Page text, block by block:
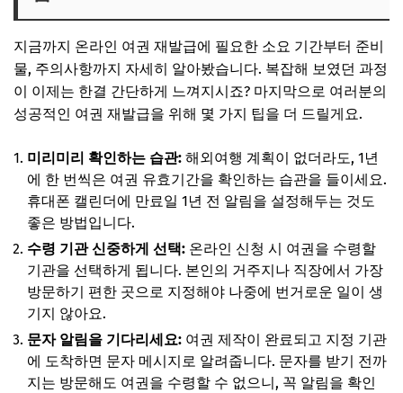
지금까지 온라인 여권 재발급에 필요한 소요 기간부터 준비
물, 주의사항까지 자세히 알아봤습니다. 복잡해 보였던 과정
이 이제는 한결 간단하게 느껴지시죠? 마지막으로 여러분의
성공적인 여권 재발급을 위해 몇 가지 팁을 더 드릴게요.
미리미리 확인하는 습관: 해외여행 계획이 없더라도, 1년
에 한 번씩은 여권 유효기간을 확인하는 습관을 들이세요.
휴대폰 캘린더에 만료일 1년 전 알림을 설정해두는 것도
좋은 방법입니다.
수령 기관 신중하게 선택: 온라인 신청 시 여권을 수령할
기관을 선택하게 됩니다. 본인의 거주지나 직장에서 가장
방문하기 편한 곳으로 지정해야 나중에 번거로운 일이 생
기지 않아요.
문자 알림을 기다리세요: 여권 제작이 완료되고 지정 기관
에 도착하면 문자 메시지로 알려줍니다. 문자를 받기 전까
지는 방문해도 여권을 수령할 수 없으니, 꼭 알림을 확인